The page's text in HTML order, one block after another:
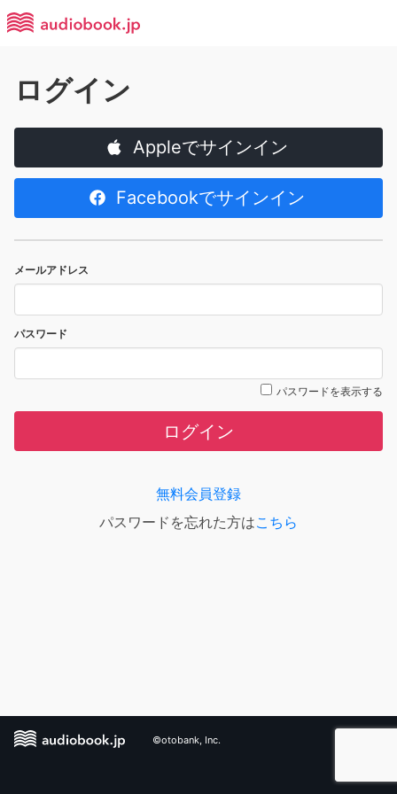
ログイン
Appleでサインイン
Facebookでサインイン
メールアドレス
パスワード
パスワードを表示する
ログイン
無料会員登録
パスワードを忘れた方はこちら
©otobank, Inc.